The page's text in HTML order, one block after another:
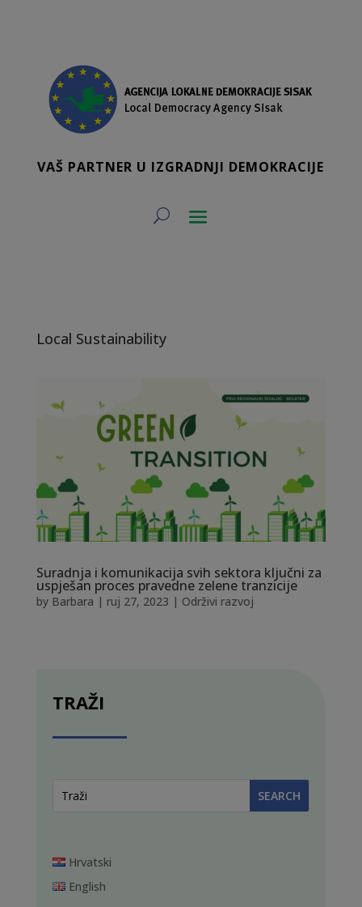
VAŠ PARTNER U IZGRADNJI DEMOKRACIJE
Local Sustainability
Suradnja i komunikacija svih sektora ključni za
uspješan proces pravedne zelene tranzicije
by Barbara | ruj 27, 2023 | Održivi razvoj
TRAŽI
Hrvatski
English